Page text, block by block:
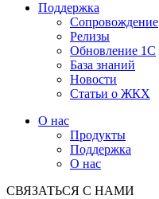
Поддержка
Сопровождение
Релизы
Обновление 1С
База знаний
Новости
Статьи о ЖКХ
О нас
Продукты
Поддержка
О нас
СВЯЗАТЬСЯ С НАМИ